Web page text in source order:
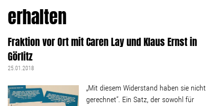
Bodenpolitik
Sonstiges
erhalten
Fraktion vor Ort mit Caren Lay und Klaus Ernst in
Görlitz
25.01.2018
„Mit diesem Widerstand haben sie nicht
gerechnet“. Ein Satz, der sowohl für